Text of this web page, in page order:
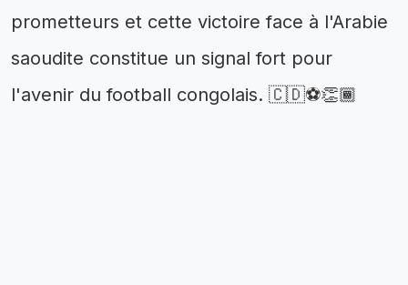
prometteurs et cette victoire face à l'Arabie
saoudite constitue un signal fort pour
l'avenir du football congolais. 🇨🇩⚽👏🏾